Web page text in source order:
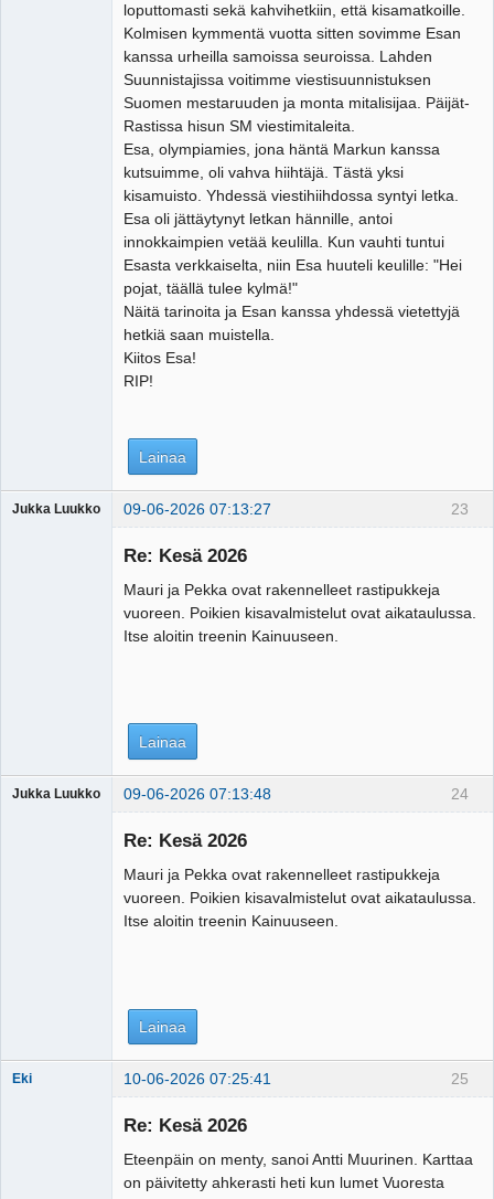
loputtomasti sekä kahvihetkiin, että kisamatkoille.
Kolmisen kymmentä vuotta sitten sovimme Esan
kanssa urheilla samoissa seuroissa. Lahden
Suunnistajissa voitimme viestisuunnistuksen
Suomen mestaruuden ja monta mitalisijaa. Päijät-
Rastissa hisun SM viestimitaleita.
Esa, olympiamies, jona häntä Markun kanssa
kutsuimme, oli vahva hiihtäjä. Tästä yksi
kisamuisto. Yhdessä viestihiihdossa syntyi letka.
Esa oli jättäytynyt letkan hännille, antoi
innokkaimpien vetää keulilla. Kun vauhti tuntui
Esasta verkkaiselta, niin Esa huuteli keulille: "Hei
pojat, täällä tulee kylmä!"
Näitä tarinoita ja Esan kanssa yhdessä vietettyjä
hetkiä saan muistella.
Kiitos Esa!
RIP!
Lainaa
23
Jukka Luukko 09-06-2026 07:13:27
Re: Kesä 2026
Mauri ja Pekka ovat rakennelleet rastipukkeja
vuoreen. Poikien kisavalmistelut ovat aikataulussa.
Itse aloitin treenin Kainuuseen.
Lainaa
24
Jukka Luukko 09-06-2026 07:13:48
Re: Kesä 2026
Mauri ja Pekka ovat rakennelleet rastipukkeja
vuoreen. Poikien kisavalmistelut ovat aikataulussa.
Itse aloitin treenin Kainuuseen.
Lainaa
25
Eki 10-06-2026 07:25:41
Re: Kesä 2026
Eteenpäin on menty, sanoi Antti Muurinen. Karttaa
on päivitetty ahkerasti heti kun lumet Vuoresta